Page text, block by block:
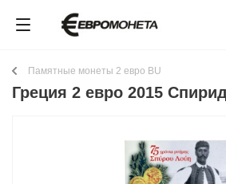
Памятные монеты 2 евро BU
Греция 2 евро 2015